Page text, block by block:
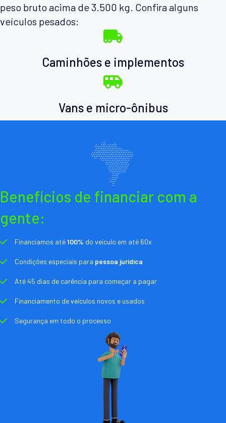
peso bruto acima de 3.500 kg. Confira alguns
veículos pesados:
Caminhões e implementos
Vans e micro-ônibus
Benefícios de financiar com a
gente:
Financiamos até100% do veículo em até 60x
Condições especiais para pessoa jurídica
Até 45 dias de carência para começar a pagar
Financiamento de veículos novos e usados
Segurança em todo o processo